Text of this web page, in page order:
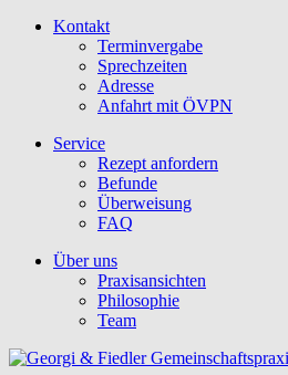
Kontakt
Terminvergabe
Sprechzeiten
Adresse
Anfahrt mit ÖVPN
Service
Rezept anfordern
Befunde
Überweisung
FAQ
Über uns
Praxisansichten
Philosophie
Team